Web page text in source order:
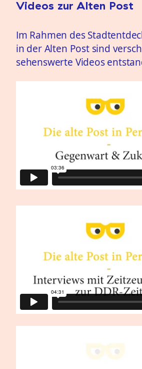
Videos zur Alten Post
Im Rahmen des
in der Alten Post sind
sehenswerte Videos